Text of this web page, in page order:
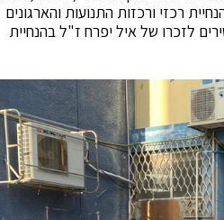
רכזי ורכזות התנועות והארגונים
לזכרו של איל יפרח ז"ל בהנחיית